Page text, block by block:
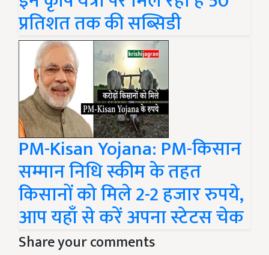
प्रतिशत तक की सब्सिडी
PM-Kisan Yojana: PM-किसान
सम्मान निधि स्कीम के तहत
किसानों को मिले 2-2 हजार रुपये,
आप यहाँ से करें अपना स्टेटस चेक
Share your comments